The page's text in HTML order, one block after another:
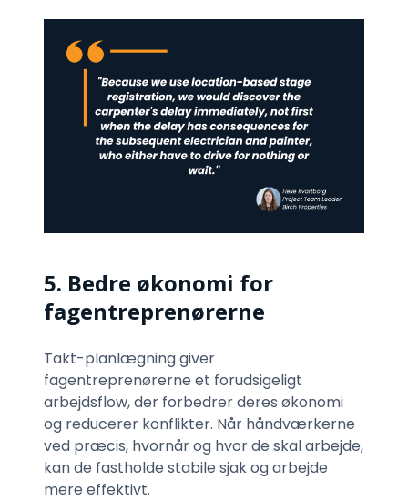
5. Bedre økonomi for
fagentreprenørerne
Takt-planlægning giver
fagentreprenørerne et forudsigeligt
arbejdsflow, der forbedrer deres økonomi
og reducerer konflikter. Når håndværkerne
ved præcis, hvornår og hvor de skal arbejde,
kan de fastholde stabile sjak og arbejde
mere effektivt.